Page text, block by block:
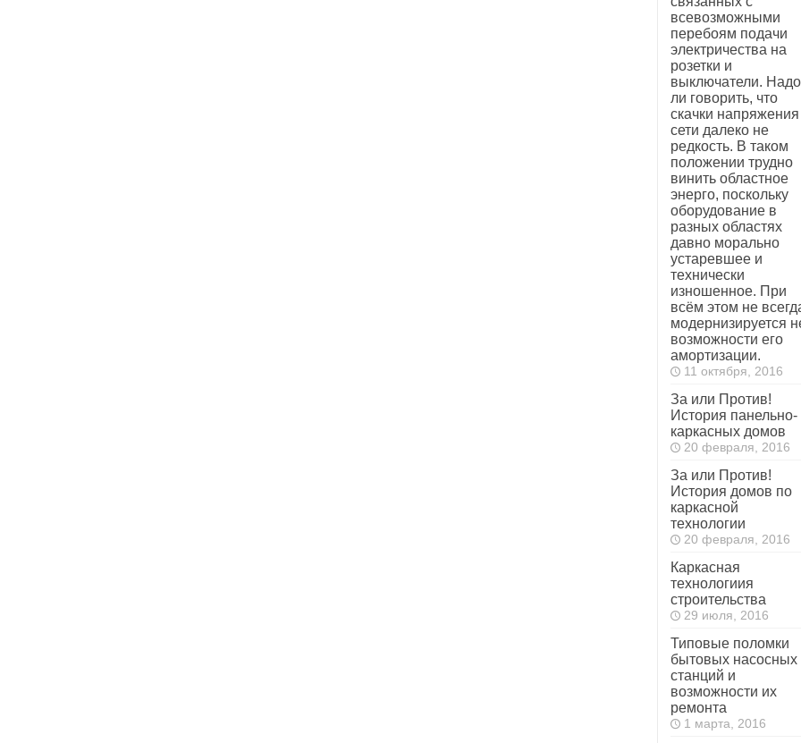
всевозможными
перебоям подачи
электричества на
розетки и
выключатели. Надо
ли говорить, что
скачки напряжения
сети далеко не
редкость. В таком
положении трудно
винить областное
энерго, поскольку
оборудование в
разных областях
давно морально
устаревшее и
технически
изношенное. При
всём этом не
модернизируется
возможности его
амортизации.
11 октября, 2016
За или Против!
История панельно-
каркасных домов
20 февраля, 2016
За или Против!
История домов по
каркасной
технологии
20 февраля, 2016
Каркасная
технологиия
строительства
29 июля, 2016
Типовые поломки
бытовых насосных
станций и
возможности их
ремонта
1 марта, 2016